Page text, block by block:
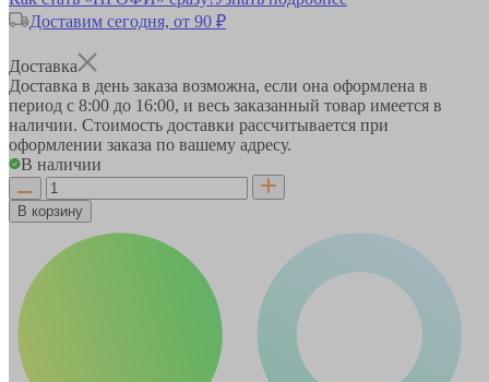
Доставим сегодня, от 90 ₽
Доставка
Доставка в день заказа возможна, если она оформлена в
период с 8:00 до 16:00, и весь заказанный товар имеется в
наличии. Стоимость доставки рассчитывается при
оформлении заказа по вашему адресу.
В наличии
В корзину